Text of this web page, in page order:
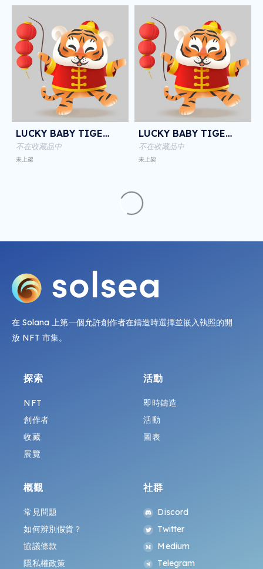
LUCKY BABY TIGER NFT
不在收藏品中
未上架
LUCKY BABY TIGER NFT
不在收藏品中
未上架
在 Solana 上第一個允許創作者在鑄造時選擇並嵌入執照的開
放 NFT 市集。
探索
NFT
創作者
收藏
展覽
活動
即時鑄造
活動
圖表
概觀
常見問題
如何辨別假貨？
協議條款
隱私權政策
社群
Discord
Twitter
Medium
Telegram